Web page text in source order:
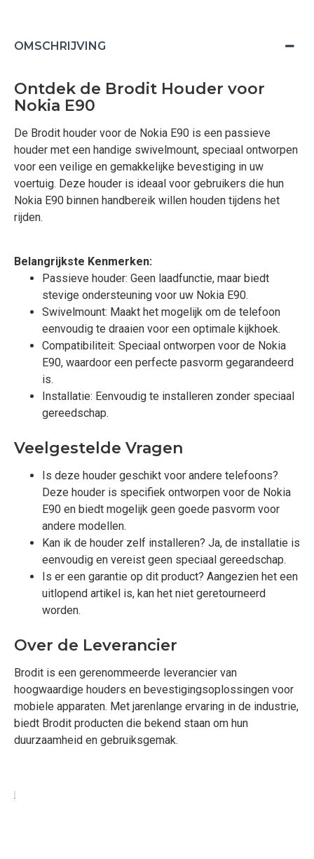
OMSCHRIJVING
Ontdek de Brodit Houder voor
Nokia E90
De Brodit houder voor de Nokia E90 is een passieve
houder met een handige swivelmount, speciaal ontworpen
voor een veilige en gemakkelijke bevestiging in uw
voertuig. Deze houder is ideaal voor gebruikers die hun
Nokia E90 binnen handbereik willen houden tijdens het
rijden.
Belangrijkste Kenmerken:
Passieve houder: Geen laadfunctie, maar biedt
stevige ondersteuning voor uw Nokia E90.
Swivelmount: Maakt het mogelijk om de telefoon
eenvoudig te draaien voor een optimale kijkhoek.
Compatibiliteit: Speciaal ontworpen voor de Nokia
E90, waardoor een perfecte pasvorm gegarandeerd
is.
Installatie: Eenvoudig te installeren zonder speciaal
gereedschap.
Veelgestelde Vragen
Is deze houder geschikt voor andere telefoons?
Deze houder is specifiek ontworpen voor de Nokia
E90 en biedt mogelijk geen goede pasvorm voor
andere modellen.
Kan ik de houder zelf installeren? Ja, de installatie is
eenvoudig en vereist geen speciaal gereedschap.
Is er een garantie op dit product? Aangezien het een
uitlopend artikel is, kan het niet geretourneerd
worden.
Over de Leverancier
Brodit is een gerenommeerde leverancier van
hoogwaardige houders en bevestigingsoplossingen voor
mobiele apparaten. Met jarenlange ervaring in de industrie,
biedt Brodit producten die bekend staan om hun
duurzaamheid en gebruiksgemak.